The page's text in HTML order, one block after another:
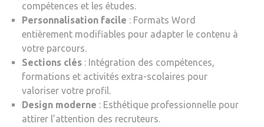
compétences et les études.
Personnalisation facile : Formats Word
entièrement modifiables pour adapter le contenu à
votre parcours.
Sections clés : Intégration des compétences,
formations et activités extra-scolaires pour
valoriser votre profil.
Design moderne : Esthétique professionnelle pour
attirer l’attention des recruteurs.